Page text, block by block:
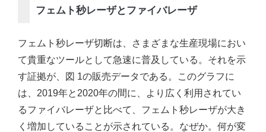
フェムト秒レーザとファイバレーザ
フェムト秒レーザ切断は、さまざまな生産現場におい
て貴重なツールとして急速に普及している。それを示
す証拠が、図 1の販売データである。このグラフに
は、2019年と2020年の間に、より広く利用されてい
るファイバレーザと比べて、フェムト秒レーザが大き
く増加していることが示されている。なぜか。何が変